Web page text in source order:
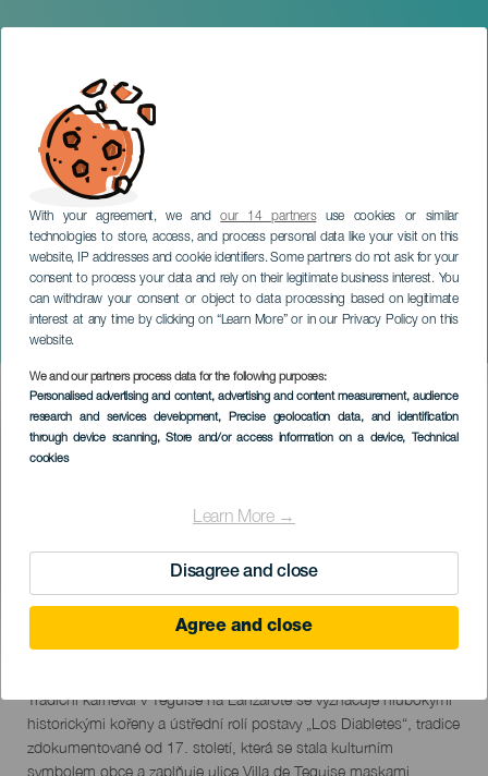
With your agreement, we andour 14 partnersuse cookies or similar
technologies to store, access, and process personal data like your visit on this
website, IP addresses and cookie identifiers. Some partners do not ask for your
consent to process your data and rely on their legitimate business interest. You
can withdraw your consent or object to data processing based on legitimate
interest at any time by clicking on “Learn More” or in our Privacy Policy on this
website.
We and our partners process data for the following purposes:
Personalised advertising and content, advertising and content measurement, audience
research and services development, Precise geolocation data, and identification
through device scanning, Store and/or access information on a device, Technical
cookies
Learn More →
Disagree and close
Agree and close
Tradiční karneval v Teguise
LANZAROTE
Imagen
Listado
February 2027
Descripción
del
evento
Tradiční karneval v Teguise na Lanzarote se vyznačuje hlubokými
historickými kořeny a ústřední rolí postavy „Los Diabletes“, tradice
zdokumentované od 17. století, která se stala kulturním
symbolem obce a zaplňuje ulice Villa de Teguise maskami,